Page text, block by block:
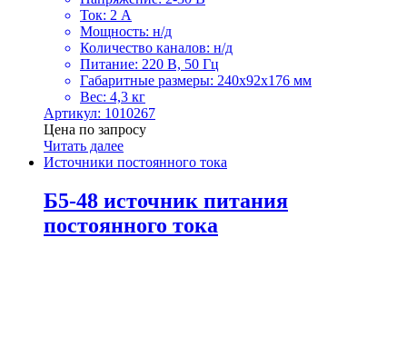
Ток: 2 А
Мощность: н/д
Количество каналов: н/д
Питание: 220 В, 50 Гц
Габаритные размеры: 240х92х176 мм
Вес: 4,3 кг
Артикул: 1010267
Цена по запросу
Читать далее
Источники постоянного тока
Б5-48 источник питания
постоянного тока